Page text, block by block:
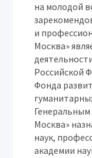
на молодой
и
Москва»
Российской
Фонда
Москва»
наук,
академии